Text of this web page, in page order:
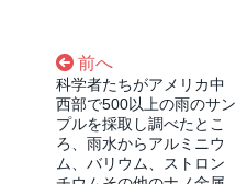
前へ
科学者たちがアメリカ中
西部で500以上の雨のサン
プルを採取し調べたとこ
ろ、雨水からアルミニウ
ム、バリウム、ストロン